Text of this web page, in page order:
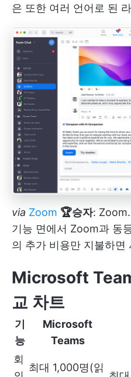
은 또한 여러 언어로 된
via Zoom 🏆승자:
기능 면에서 Zoom과 동
의 추가 비용만 지불하면
Microsoft
교 차트
기
능
Microsoft
Teams
회
최대 1,000명(읽